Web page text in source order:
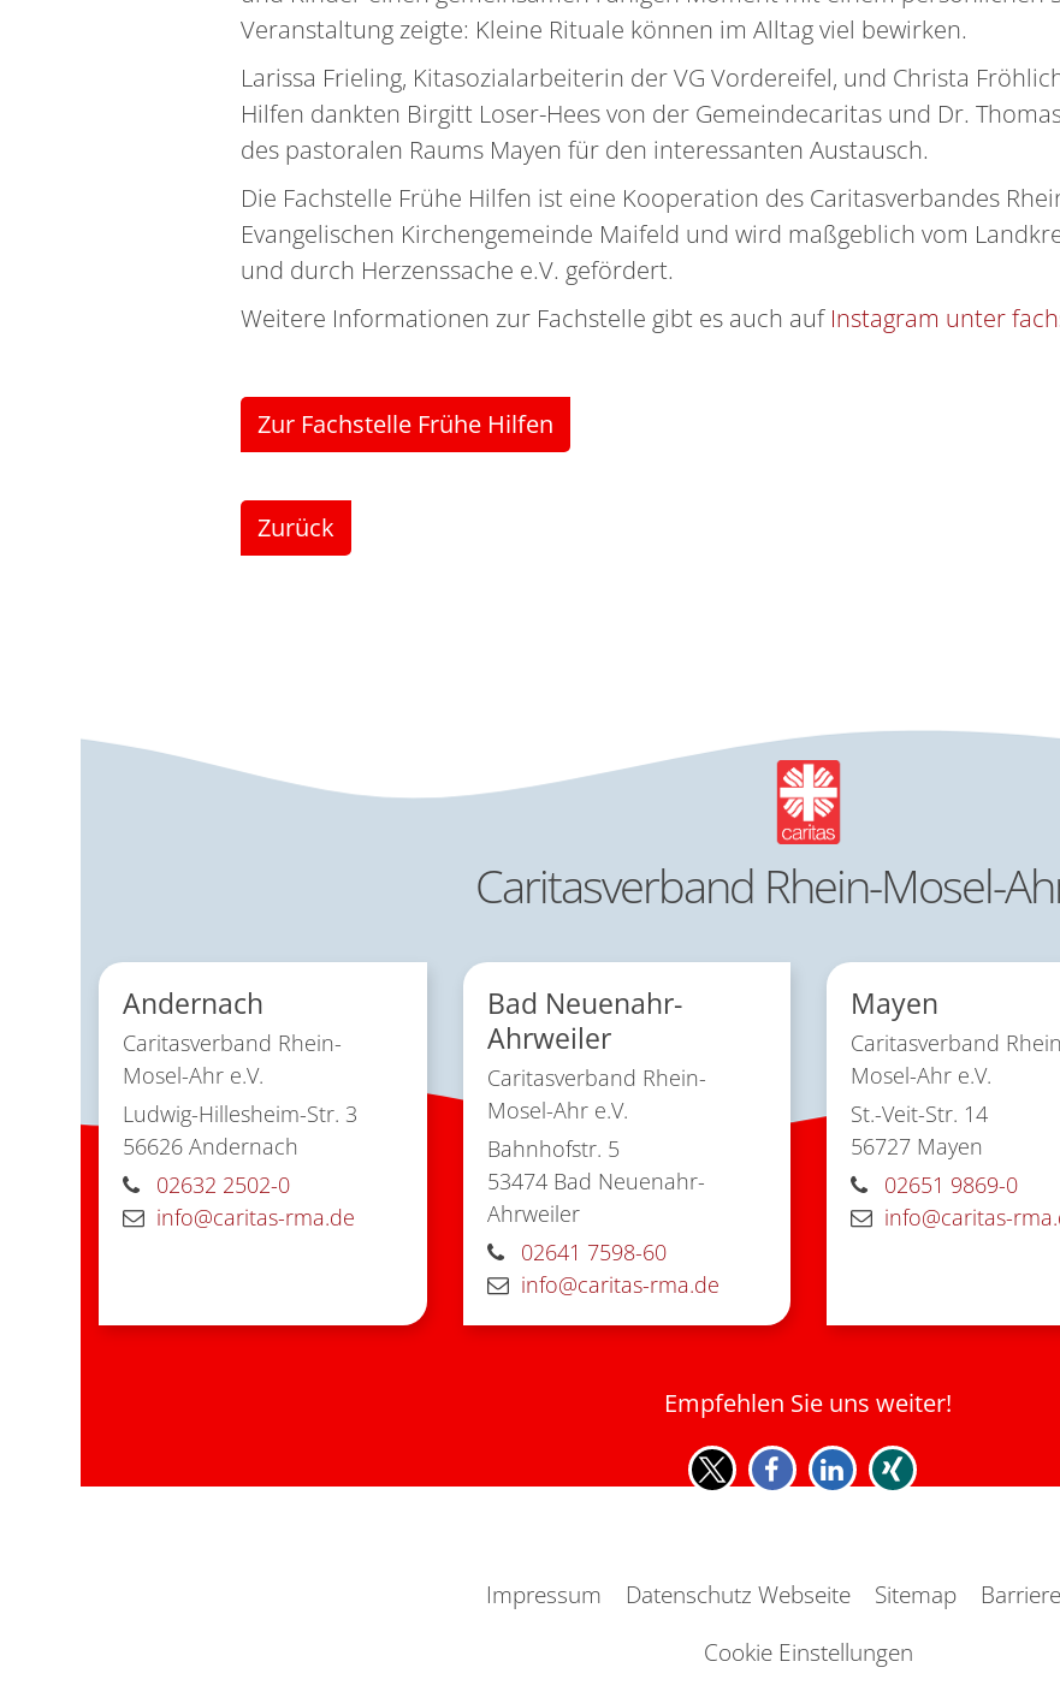
Veranstaltung zeigte: Kleine Rituale können im Alltag viel bewirken.
Larissa Frieling, Kitasozialarbeiterin der VG Vordereifel, und Christa
Hilfen dankten Birgitt Loser-Hees von der Gemeindecaritas und Dr.
des pastoralen Raums Mayen für den interessanten Austausch.
Die Fachstelle Frühe Hilfen ist eine Kooperation des Caritasverbandes
Evangelischen Kirchengemeinde Maifeld und wird maßgeblich vom
und durch Herzenssache e.V. gefördert.
Weitere Informationen zur Fachstelle gibt es auch auf Instagram unter
Zur Fachstelle Frühe Hilfen
Zurück
Caritasverband Rhein-Mosel-
Andernach
Caritasverband Rhein-
Mosel-Ahr e.V.
Ludwig-Hillesheim-Str. 3
56626 Andernach
02632 2502-0
info@caritas-rma.de
Bad Neuenahr-
Ahrweiler
Caritasverband Rhein-
Mosel-Ahr e.V.
Bahnhofstr. 5
53474 Bad Neuenahr-
Ahrweiler
02641 7598-60
info@caritas-rma.de
Mayen
Caritasverband
Mosel-Ahr e.V.
St.-Veit-Str. 14
56727 Mayen
02651 9869-0
info@caritas-
Empfehlen Sie uns weiter!
Impressum Datenschutz Webseite Sitemap
Cookie Einstellungen